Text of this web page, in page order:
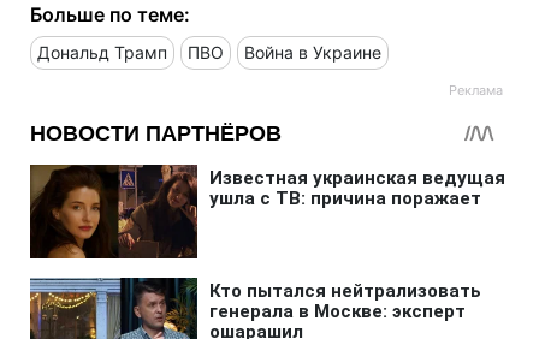
Больше по теме:
Дональд Трамп ПВО Война в Украине